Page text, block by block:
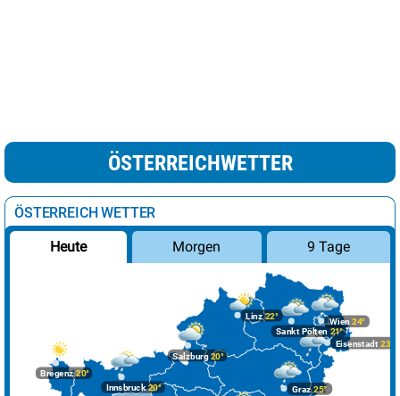
ÖSTERREICHWETTER
ÖSTERREICH WETTER
Heute Morgen 9 Tage
Bregenz20°
Graz25°
Innsbruck20°
Linz22°
Salzburg20°
Wien 24°
Eisenstadt 23°
Sankt Pölten 21°